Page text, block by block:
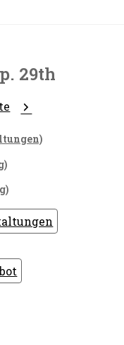
29th
Weiter